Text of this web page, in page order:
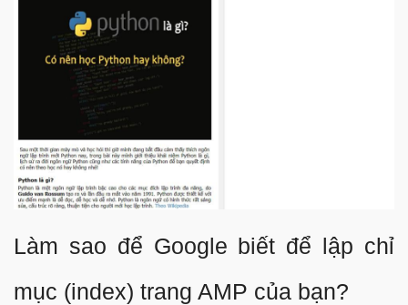
Làm sao để Google biết để lập chỉ
mục (index) trang AMP của bạn?